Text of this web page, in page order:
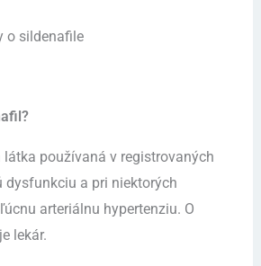
o sildenafile
používaná v registrovaných
dysfunkciu a pri niektorých
arteriálnu hypertenziu. O
lekár.